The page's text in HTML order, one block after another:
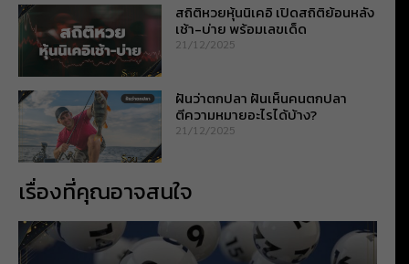
สถิติหวยหุ้นนิเคอิ เปิดสถิติย้อนหลัง
เช้า-บ่าย พร้อมเลขเด็ด
21/12/2025
ฝันว่าตกปลา ฝันเห็นคนตกปลา
ตีความหมายอะไรได้บ้าง?
21/12/2025
เรื่องที่คุณอาจสนใจ